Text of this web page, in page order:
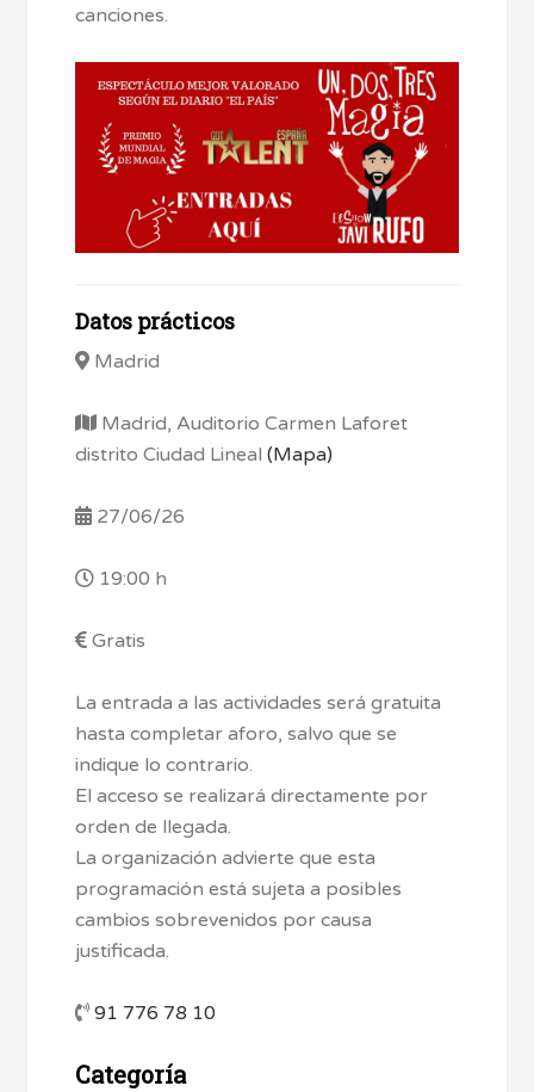
canciones.
Datos prácticos
Madrid
Madrid, Auditorio Carmen Laforet
distrito Ciudad Lineal(Mapa)
27/06/26
19:00 h
Gratis
La entrada a las actividades será gratuita
hasta completar aforo, salvo que se
indique lo contrario.
El acceso se realizará directamente por
orden de llegada.
La organización advierte que esta
programación está sujeta a posibles
cambios sobrevenidos por causa
justificada.
91 776 78 10
Categoría